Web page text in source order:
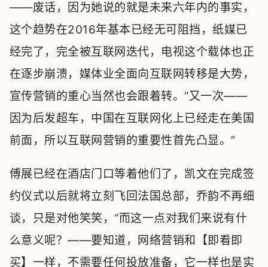
——废话，因为她说的就是未来六年内的事实，
这个趋势在2016年基本已经无可阻挡，纸媒已
经完了，完全被互联网迭代，电视这个载体也正
在逐步崩溃，媒体业全面向互联网转移是大势，
宣传营销的重心当然也会跟着转。“又一次——
因为后发超车，中国在互联网化上已经走在美国
前面，所以互联网营销的重要性首先凸显。”
傅展已经在酒店门口等着他们了，凯文在完成签
约仪式以后就将立刻飞回法国总部，乔韵不再细
谈，只是对他笑笑，“而这一点对我们来说有什
么意义呢？——要知道，网络营销和【即看即
买】一样，不需要任何投放准备，它一样也是实